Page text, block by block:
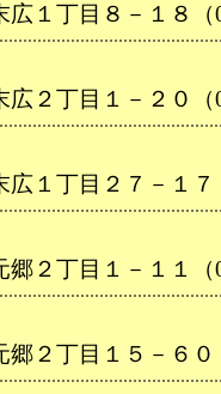
１丁目８－１８（
２丁目１－２０（
１丁目２７－１７
２丁目１－１１（
２丁目１５－６０